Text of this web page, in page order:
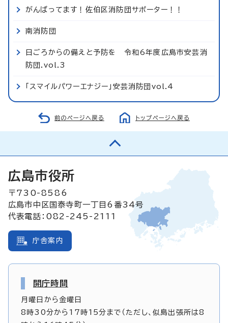
がんばってます！佐伯区消防団サポーター！！
南消防団
日ごろからの備えと予防を 令和6年度広島市安芸消
防団.vol.3
「スマイルパワーエナジー」安芸消防団vol.4
前のページへ戻る トップページへ戻る
広島市役所
〒730-8586
広島市中区国泰寺町一丁目6番34号
代表電話：082-245-2111
庁舎案内
開庁時間
月曜日から金曜日
8時30分から17時15分まで（ただし、似島出張所は8